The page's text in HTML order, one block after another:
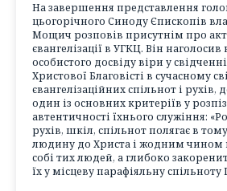
На завершення представлення
цьогорічного Синоду Єпископів
Мощич розповів присутнім про
євангелізації в УГКЦ. Він наголосив
особистого досвіду віри у
Христової Благовісті в сучасному
євангелізаційних спільнот і рухів,
один із основних критеріїв у
автентичності їхнього служіння:
рухів, шкіл, спільнот полягає в
людину до Христа і жодним чином
собі тих людей, а глибоко
їх у місцеву парафіяльну спільноту